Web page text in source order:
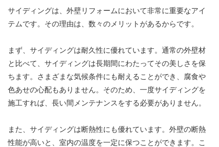
サイディングは、外壁リフォームにおいて非常に重要なアイ
テムです。その理由は、数々のメリットがあるからです。
まず、サイディングは耐久性に優れています。通常の外壁材
と比べて、サイディングは長期間にわたってその美しさを保
ちます。さまざまな気候条件にも耐えることができ、腐食や
色あせの心配もありません。そのため、一度サイディングを
施工すれば、長い間メンテナンスをする必要がありません。
また、サイディングは断熱性にも優れています。外壁の断熱
性能が高いと、室内の温度を一定に保つことができます。こ